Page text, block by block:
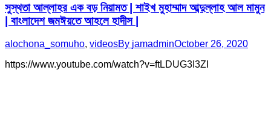
সুস্থতা আল্লাহর এক বড় নিয়ামত | শাইখ মুহাম্মাদ আব্দুল্লাহ আল মামুন
| বাংলাদেশ জমঈয়তে আহলে হাদীস |
alochona_somuho, videosBy jamadminOctober 26, 2020
https://www.youtube.com/watch?v=ftLDUG3I3ZI